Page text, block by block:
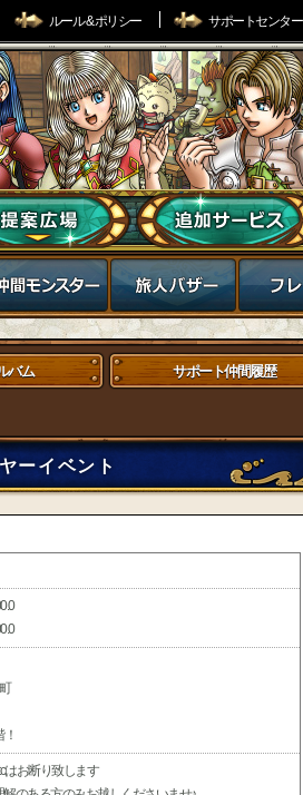
ルール & ポリシー サポートセンター
バム サポート仲間履歴
ーイベント
はお断り致します